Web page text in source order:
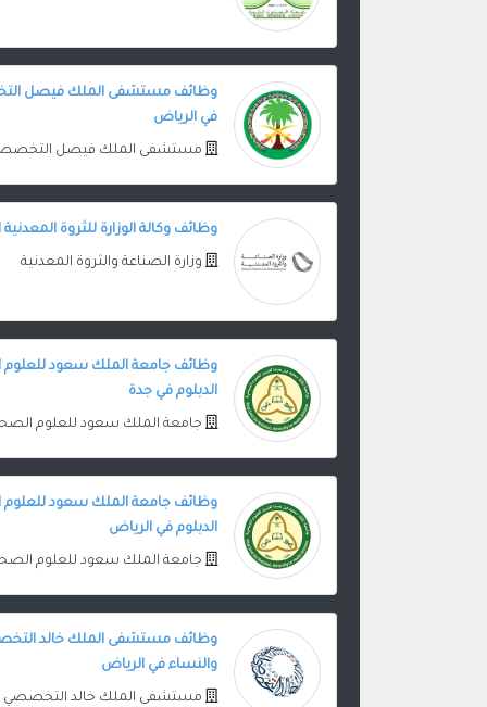
وظائف مستشفى الملك فيصل
في الرياض
مستشفى الملك فيصل
وظائف وكالة الوزارة للثروة
وزارة الصناعة والثروة المعدنية
وظائف جامعة الملك سعود للعلوم
الدبلوم في جدة
جامعة الملك سعود للعلوم
وظائف جامعة الملك سعود للعلوم
الدبلوم في الرياض
جامعة الملك سعود للعلوم
وظائف مستشفى الملك خالد
والنساء في الرياض
مستشفى الملك خالد التخصصي